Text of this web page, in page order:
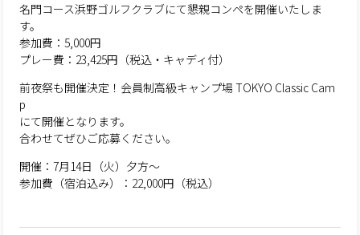
名門コース浜野ゴルフクラブにて懇親コンペを開催いたしま
す。
参加費：5,000円
プレー費：23,425円（税込・キャディ付）
前夜祭も開催決定！会員制高級キャンプ場 TOKYO Classic Cam
p
にて開催となります。
合わせてぜひご応募ください。
開催：7月14日（火）夕方～
参加費（宿泊込み）：22,000円（税込）